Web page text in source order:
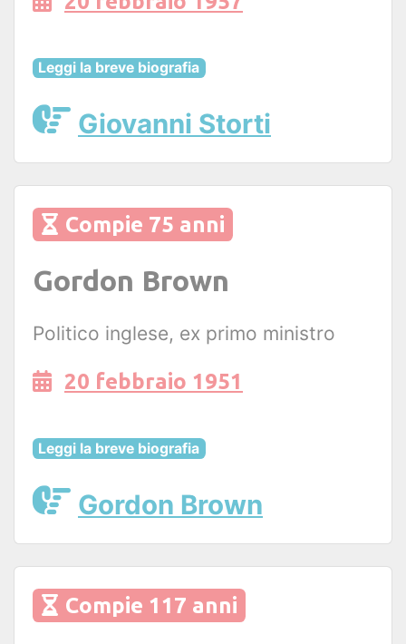
Leggi la breve biografia
Giovanni Storti
Compie 75 anni
Gordon Brown
Politico inglese, ex primo ministro
20 febbraio 1951
Leggi la breve biografia
Gordon Brown
Compie 117 anni